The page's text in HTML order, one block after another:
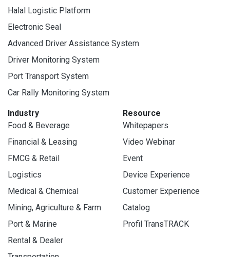
Halal Logistic Platform
Electronic Seal
Advanced Driver Assistance System
Driver Monitoring System
Port Transport System
Car Rally Monitoring System
Industry
Food & Beverage
Financial & Leasing
FMCG & Retail
Logistics
Medical & Chemical
Mining, Agriculture & Farm
Port & Marine
Rental & Dealer
Resource
Whitepapers
Video Webinar
Event
Device Experience
Customer Experience
Catalog
Profil TransTRACK